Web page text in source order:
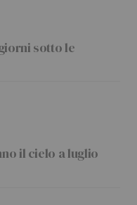
sotto le
il cielo a luglio